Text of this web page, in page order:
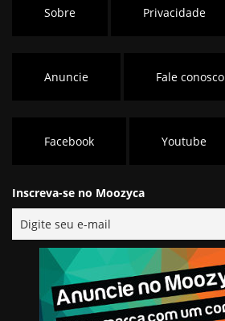
Sobre Privacidade
Anuncie Fale conosco
Facebook Youtube
Inscreva-se no Moozyca